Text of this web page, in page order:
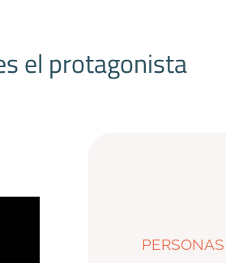
el protagonista